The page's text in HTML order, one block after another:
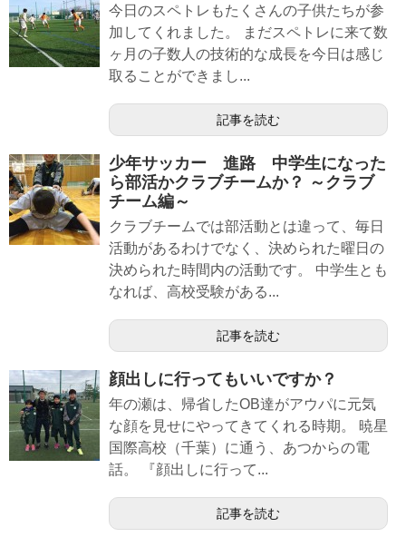
今日のスペトレもたくさんの子供たちが参
加してくれました。 まだスペトレに来て数
ヶ月の子数人の技術的な成長を今日は感じ
取ることができまし...
記事を読む
少年サッカー 進路 中学生になった
ら部活かクラブチームか？ ～クラブ
チーム編～
クラブチームでは部活動とは違って、毎日
活動があるわけでなく、決められた曜日の
決められた時間内の活動です。 中学生とも
なれば、高校受験がある...
記事を読む
顔出しに行ってもいいですか？
年の瀬は、帰省したOB達がアウパに元気
な顔を見せにやってきてくれる時期。 暁星
国際高校（千葉）に通う、あつからの電
話。 『顔出しに行って...
記事を読む